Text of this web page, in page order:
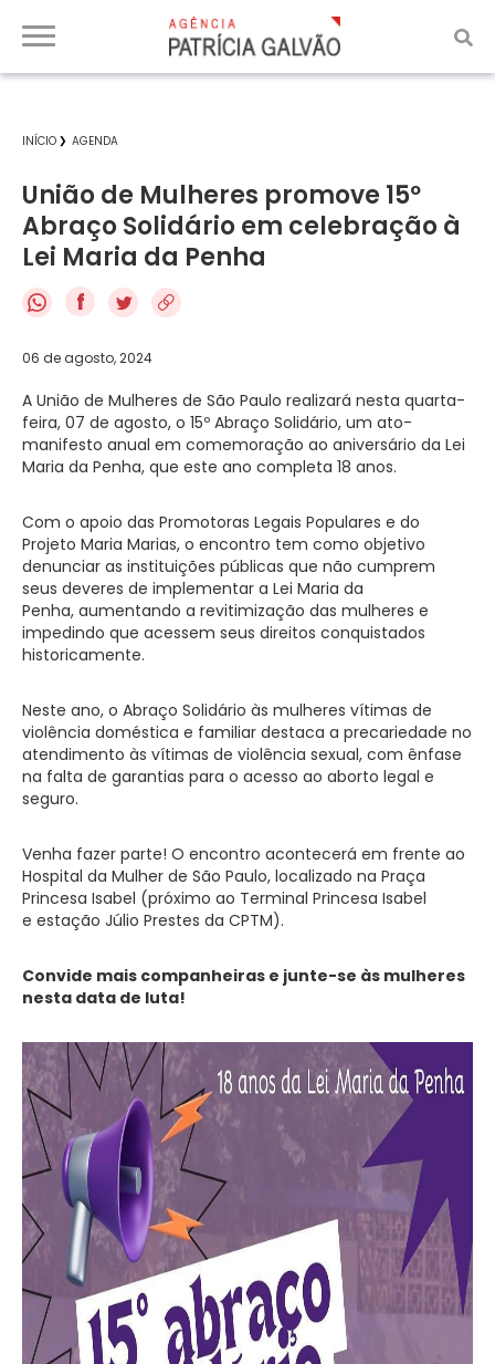
INÍCIO AGENDA
União de Mulheres promove 15º
Abraço Solidário em celebração à
Lei Maria da Penha
f
06 de agosto, 2024
A União de Mulheres de São Paulo realizará nesta quarta-
feira, 07 de agosto, o 15º Abraço Solidário, um ato-
manifesto anual em comemoração ao aniversário da Lei
Maria da Penha, que este ano completa 18 anos.
Com o apoio das Promotoras Legais Populares e do
Projeto Maria Marias, o encontro tem como objetivo
denunciar as instituições públicas que não cumprem
seus deveres de implementar a Lei Maria da
Penha, aumentando a revitimização das mulheres e
impedindo que acessem seus direitos conquistados
historicamente.
Neste ano, o Abraço Solidário às mulheres vítimas de
violência doméstica e familiar destaca a precariedade no
atendimento às vítimas de violência sexual, com ênfase
na falta de garantias para o acesso ao aborto legal e
seguro.
Venha fazer parte! O encontro acontecerá em frente ao
Hospital da Mulher de São Paulo, localizado na Praça
Princesa Isabel (próximo ao Terminal Princesa Isabel
e estação Júlio Prestes da CPTM).
Convide mais companheiras e junte-se às mulheres
nesta data de luta!